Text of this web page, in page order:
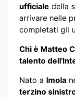
ufficiale della
arrivare nelle
completati gli
Chi è Matteo
talento
Nato a Imola
terzino